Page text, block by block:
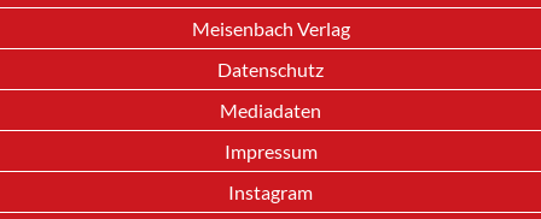
Meisenbach Verlag
Datenschutz
Mediadaten
Impressum
Instagram